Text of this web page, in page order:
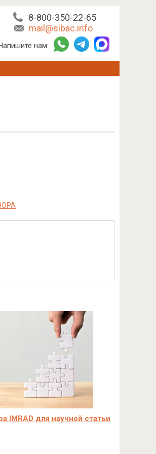
8-800-350-22-65
mail@sibac.info
нам:
IMRAD для научной статьи